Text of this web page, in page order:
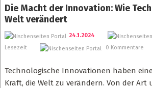
Die Macht der Innovation: Wie
Welt verändert
24.1.2024
Lesezeit
0 Kommentare
Technologische Innovationen haben
Kraft, die Welt zu verändern. Von der Art